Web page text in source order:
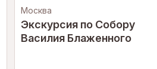
Москва
Экскурсия по Собору
Василия Блаженного